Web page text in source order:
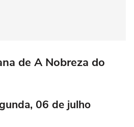
de A Nobreza do
06 de julho